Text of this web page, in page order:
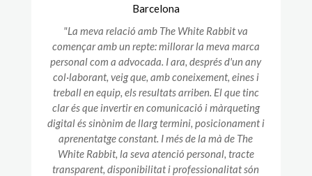
Barcelona
"La meva relació amb The White Rabbit va
començar amb un repte: millorar la meva marca
personal com a advocada. I ara, després d'un any
col·laborant, veig que, amb coneixement, eines i
treball en equip, els resultats arriben. El que tinc
clar és que invertir en comunicació i màrqueting
digital és sinònim de llarg termini, posicionament i
aprenentatge constant. I més de la mà de The
White Rabbit, la seva atenció personal, tracte
transparent, disponibilitat i professionalitat són